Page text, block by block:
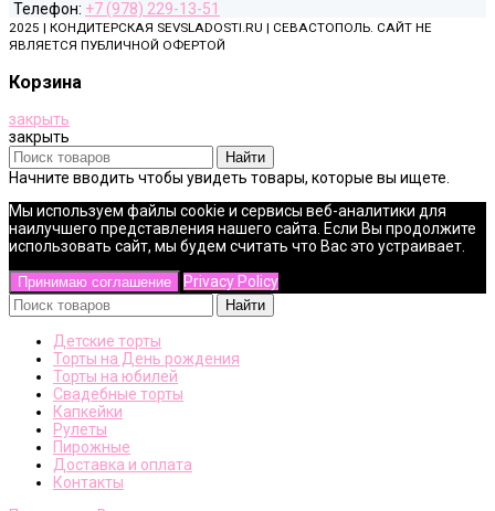
Телефон: +7 (978) 229-13-51
2025 | КОНДИТЕРСКАЯ SEVSLADOSTI.RU | СЕВАСТОПОЛЬ. САЙТ НЕ
ЯВЛЯЕТСЯ ПУБЛИЧНОЙ ОФЕРТОЙ
Корзина
закрыть
закрыть
Найти
Начните вводить чтобы увидеть товары, которые вы ищете.
Мы используем файлы cookie и сервисы веб-аналитики для
наилучшего представления нашего сайта. Если Вы продолжите
использовать сайт, мы будем считать что Вас это устраивает.
Принимаю соглашение Privacy Policy
Найти
Детские торты
Торты на День рождения
Торты на юбилей
Свадебные торты
Капкейки
Рулеты
Пирожные
Доставка и оплата
Контакты